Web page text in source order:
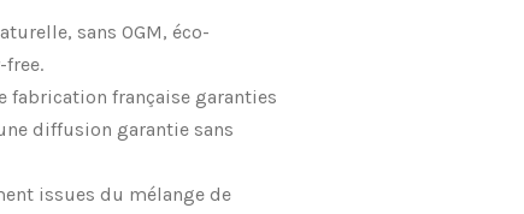
sans OGM, éco-
free.
fabrication française garanties
diffusion garantie sans
issues du mélange de